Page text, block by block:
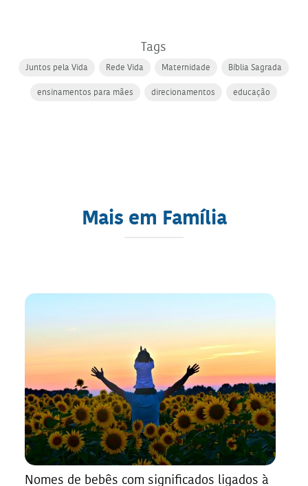
Tags
Juntos pela Vida Rede Vida Maternidade
Bíblia Sagrada
ensinamentos para mães
direcionamentos educação
Mais em Família
Nomes de bebês com significados ligados à